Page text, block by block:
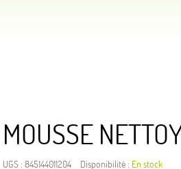
MOUSSE
UGS : 845144011204 Disponibilité : En stock